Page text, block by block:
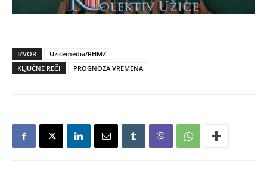
IZVOR
Uzicemedia/RHMZ
KLJUČNE REČI
PROGNOZA VREMENA